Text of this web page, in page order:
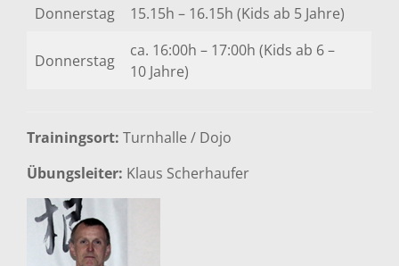
Donnerstag
15.15h – 16.15h (Kids ab 5 Jahre)
Donnerstag
ca. 16:00h – 17:00h (Kids ab 6 –
10 Jahre)
Trainingsort: Turnhalle / Dojo
Übungsleiter: Klaus Scherhaufer